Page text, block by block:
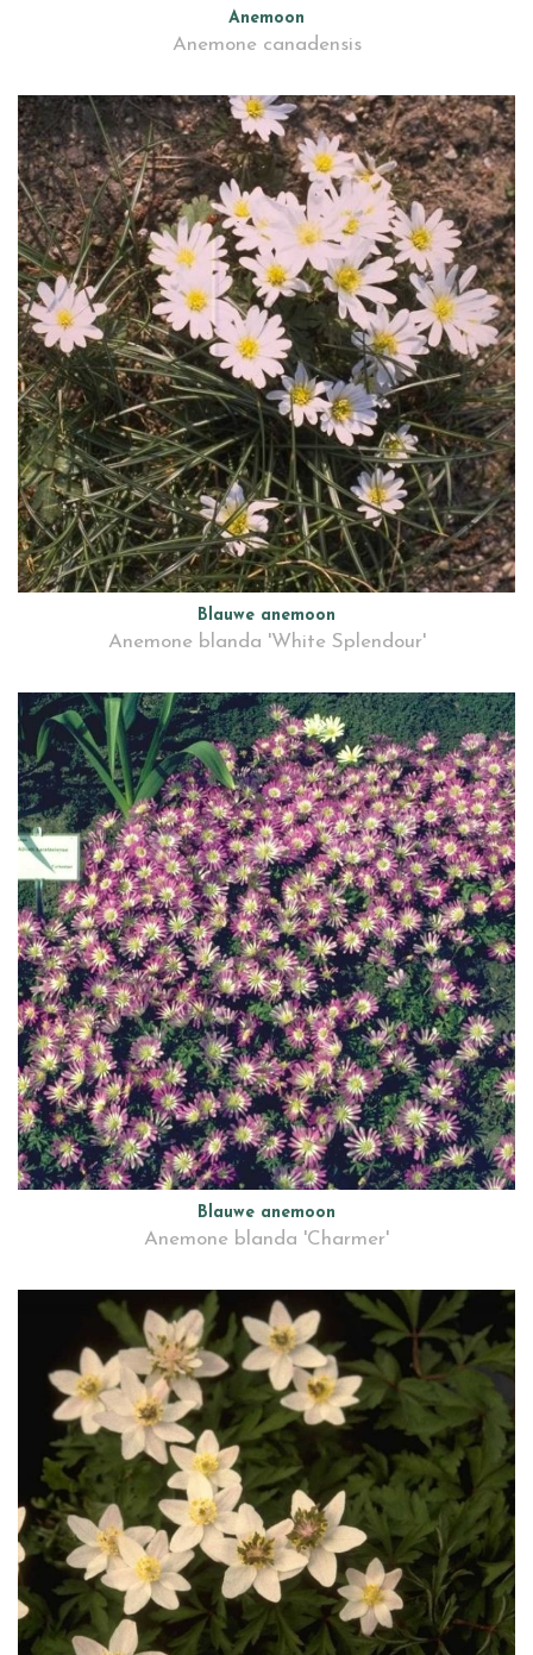
Anemoon
Anemone canadensis
Blauwe anemoon
Anemone blanda 'White Splendour'
Blauwe anemoon
Anemone blanda 'Charmer'